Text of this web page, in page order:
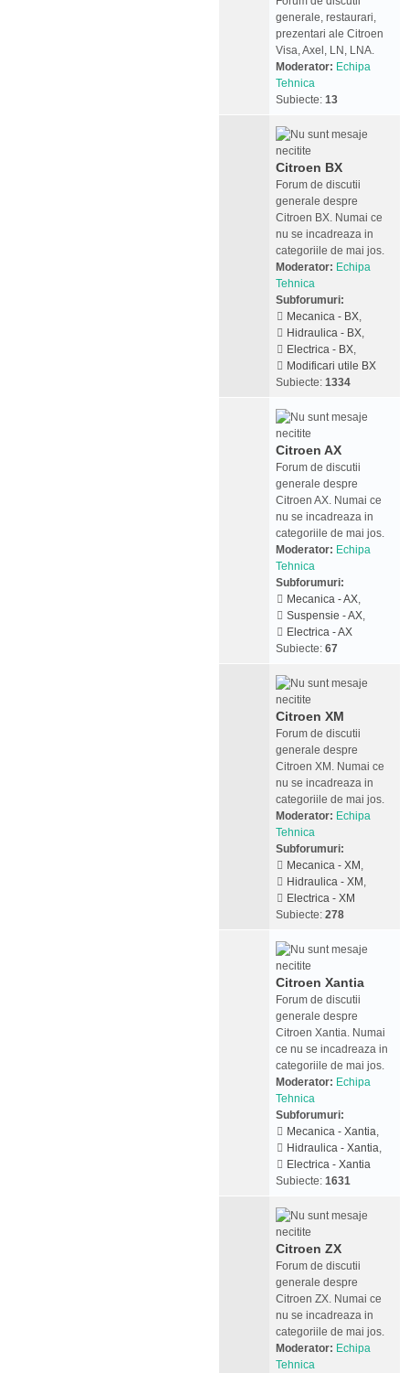
generale, restaurari,
prezentari ale Citroen
Visa, Axel, LN, LNA.
Moderator: Echipa
Tehnica
Subiecte: 13
Citroen BX
Forum de discutii
generale despre
Citroen BX. Numai ce
nu se incadreaza in
categoriile de mai jos.
Moderator: Echipa
Tehnica
Subforumuri:
Mecanica - BX,
Hidraulica - BX,
Electrica - BX,
Modificari utile BX
Subiecte: 1334
Citroen AX
Forum de discutii
generale despre
Citroen AX. Numai ce
nu se incadreaza in
categoriile de mai jos.
Moderator: Echipa
Tehnica
Subforumuri:
Mecanica - AX,
Suspensie - AX,
Electrica - AX
Subiecte: 67
Citroen XM
Forum de discutii
generale despre
Citroen XM. Numai ce
nu se incadreaza in
categoriile de mai jos.
Moderator: Echipa
Tehnica
Subforumuri:
Mecanica - XM ,
Hidraulica - XM ,
Electrica - XM
Subiecte: 278
Citroen Xantia
Forum de discutii
generale despre
Citroen Xantia. Numai
ce nu se incadreaza in
categoriile de mai jos.
Moderator: Echipa
Tehnica
Subforumuri:
Mecanica - Xantia,
Hidraulica - Xantia,
Electrica - Xantia
Subiecte: 1631
Citroen ZX
Forum de discutii
generale despre
Citroen ZX. Numai ce
nu se incadreaza in
categoriile de mai jos.
Moderator: Echipa
Tehnica